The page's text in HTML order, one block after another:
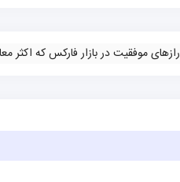
رازهای موفقیت در بازار فارکس که اکثر